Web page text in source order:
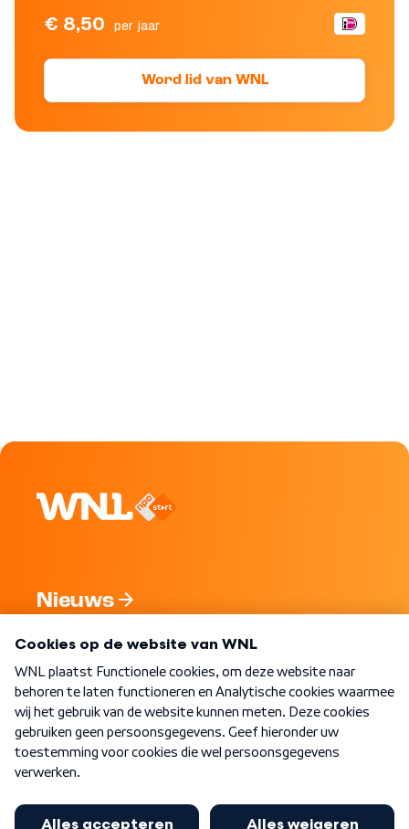
€ 8,50 per jaar
Word lid van WNL
Nieuws
Nieuwsbrief
Word Lid